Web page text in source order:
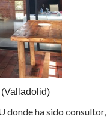
ha sido consultor,